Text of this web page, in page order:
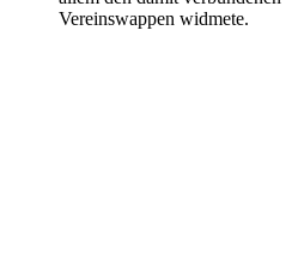
Vereinswappen widmete.